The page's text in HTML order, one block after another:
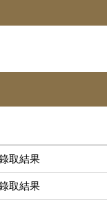
取結果
取結果